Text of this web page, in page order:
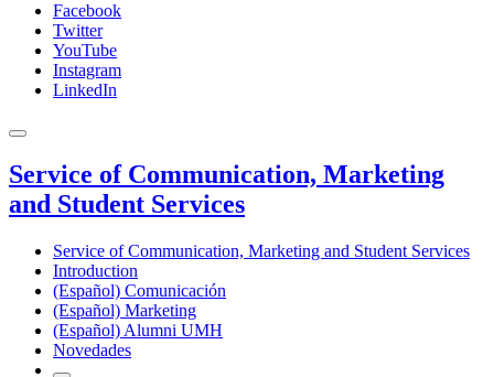
Facebook
Twitter
YouTube
Instagram
LinkedIn
Service of Communication, Marketing
and Student Services
Service of Communication, Marketing and Student Services
Introduction
(Español) Comunicación
(Español) Marketing
(Español) Alumni UMH
Novedades